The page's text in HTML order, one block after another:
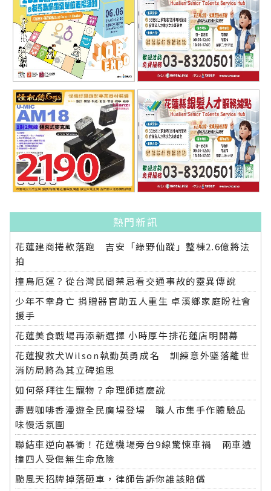
熱門新訊
花蓮建商捲款落跑 吉安「綠野仙蹤」整棟2.6億將法
拍
撞鳥厄運？從台灣民間禁忌看交通事故的靈異傳說
少年不幸身亡 捐贈器官助五人重生 卓溪鄉家庭盼社會
援手
花蓮美食戰場再添新選擇 小時厚牛排花蓮店明開幕
花蓮搜救犬Wilson執勤英勇成名 訓練意外墜落離世
消防局將為其立碑追思
如何祭拜往生寵物？命理師這麼說
壽豐咖啡香漫遊全民廣場登場 職人市集手作體驗品
味慢活氛圍
聯結車逆向暴衝！花蓮機場旁台9線驚悚車禍 兩車遭
撞四人受傷無生命危險
颱風天招牌掉落砸車，律師告訴你誰該賠償